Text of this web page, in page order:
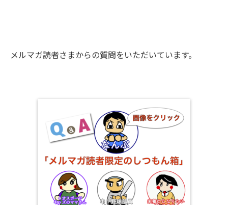
メルマガ読者さまからの質問をいただいています。